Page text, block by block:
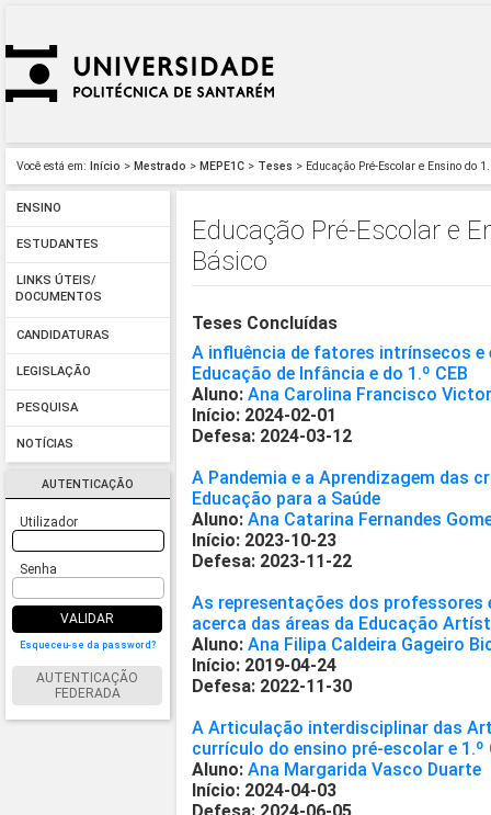
Você está em: Início > Mestrado > MEPE1C > Teses > Educação Pré-Escolar e Ensino do
ENSINO
ESTUDANTES
LINKS ÚTEIS/
DOCUMENTOS
CANDIDATURAS
LEGISLAÇÃO
PESQUISA
NOTÍCIAS
AUTENTICAÇÃO
Utilizador
Senha
VALIDAR
Esqueceu-se da password?
AUTENTICAÇÃO
FEDERADA
Educação Pré-Escolar e
Básico
Teses Concluídas
A influência de fatores intrínsecos
Educação de Infância e do 1.º CEB
Aluno:Ana Carolina Francisco
Início: 2024-02-01
Defesa: 2024-03-12
A Pandemia e a Aprendizagem das
Educação para a Saúde
Aluno:Ana Catarina Fernandes
Início: 2023-10-23
Defesa: 2023-11-22
As representações dos professores
acerca das áreas da Educação
Aluno:Ana Filipa Caldeira Gageiro
Início: 2019-04-24
Defesa: 2022-11-30
A Articulação interdisciplinar das
currículo do ensino pré-escolar e
Aluno:Ana Margarida Vasco Duarte
Início: 2024-04-03